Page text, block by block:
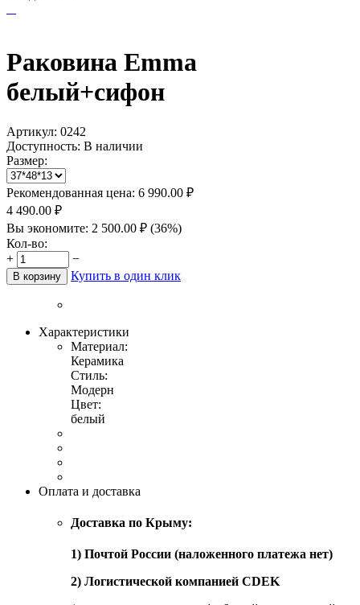
Раковина Emma
белый+сифон
Артикул: 0242
Доступность: В наличии
Размер:
Рекомендованная цена: 6 990.00 ₽
4 490.00 ₽
Вы экономите: 2 500.00 ₽ (36%)
Кол-во:
+
−
В корзину Купить в один клик
Характеристики
Материал:
Керамика
Стиль:
Модерн
Цвет:
белый
Оплата и доставка
Доставка по Крыму:
1) Почтой России (наложенного платежа нет)
2) Логистической компанией CDEK